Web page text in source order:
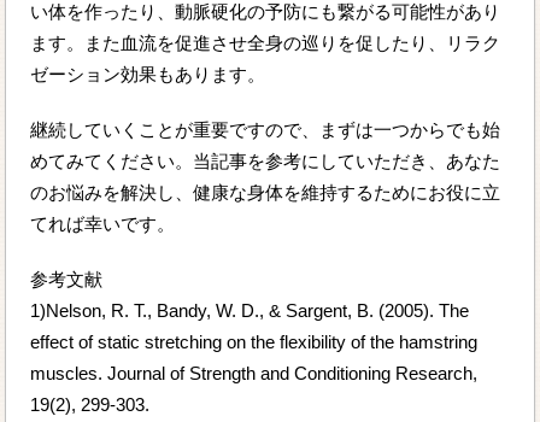
い体を作ったり、動脈硬化の予防にも繋がる可能性があり
ます。また血流を促進させ全身の巡りを促したり、リラク
ゼーション効果もあります。
継続していくことが重要ですので、まずは一つからでも始
めてみてください。当記事を参考にしていただき、あなた
のお悩みを解決し、健康な身体を維持するためにお役に立
てれば幸いです。
参考文献
1)Nelson, R. T., Bandy, W. D., & Sargent, B. (2005). The
effect of static stretching on the flexibility of the hamstring
muscles. Journal of Strength and Conditioning Research,
19(2), 299-303.